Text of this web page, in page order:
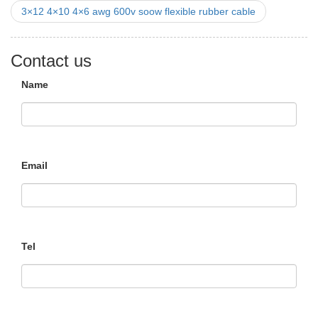
3×12 4×10 4×6 awg 600v soow flexible rubber cable
Contact us
Name
Email
Tel